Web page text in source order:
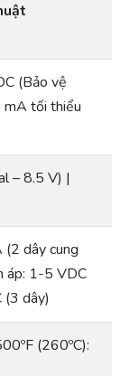
(Bảo vệ
mA tối thiểu
– 8.5 V) |
dây cung
áp: 1-5 VDC
dây)
(260ºC):